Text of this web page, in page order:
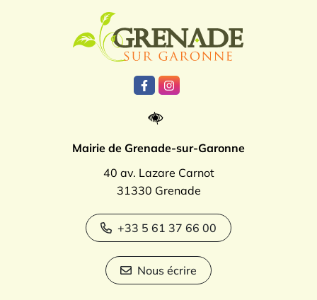
Lien vers le compte Facebook
Lien vers le compte
Mairie de Grenade-sur-Garonne
40 av. Lazare Carnot
31330 Grenade
+33 5 61 37 66 00
Nous écrire